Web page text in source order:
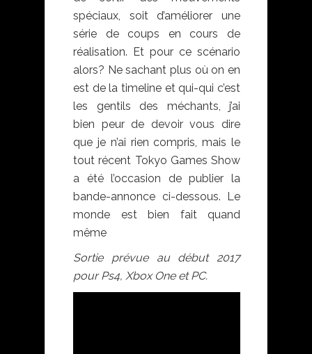
spéciaux, soit d’améliorer une
série de coups en cours de
réalisation. Et pour ce scénario
alors? Ne sachant plus où on en
est de la timeline et qui-qui c’est
les gentils des méchants, j’ai
bien peur de devoir vous dire
que je n’ai rien compris, mais le
tout récent Tokyo Games Show
a été l’occasion de publier la
bande-annonce ci-dessous. Le
monde est bien fait quand
même
Sortie prévue au début 2017
pour Ps4, Xbox One et PC.